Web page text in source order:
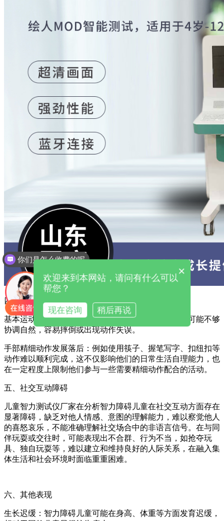
四、运动协调性不佳
基本运动动作不协调：如走路、跑步、跳跃时，姿势可能不够
协调自然，容易摔倒或出现动作失误。
手部精细动作发展落后：例如使用筷子、握笔写字、扣纽扣等
动作难以顺利完成，这不仅影响他们的日常生活自理能力，也
在一定程度上限制他们参与一些需要精细动作配合的活动。
五、社交互动障碍
儿童智力测试仪厂家在分析智力障碍儿童在社交互动方面存在
显著障碍，缺乏对他人情感、意图的理解能力，难以察觉他人
的喜怒哀乐，不能准确理解社交场合中的非语言信号。在与同
伴玩耍或交往时，可能表现出不合群、行为不当，如抢夺玩
具、独自玩耍等，难以建立和维持良好的人际关系，在融入集
体生活和社会环境时面临重重困难。
六、其他表现
生长迟缓：智力障碍儿童可能在身高、体重等方面发育迟缓，
你们是怎么收费的呢
×
欢迎来到本网站，请问有什么可以
帮您？
现在咨询 稍后再说